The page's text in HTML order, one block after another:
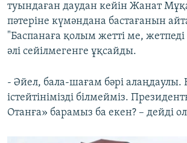
туындаған даудан кейін Жанат
пәтеріне күмәндана бастағанын
"Баспанаға қолым жетті ме,
әлі сейілмегенге ұқсайды.
- Әйел, бала-шағам бәрі алаңдаулы.
істейтінімізді білмейміз.
Отанға» барамыз ба екен? – дейді